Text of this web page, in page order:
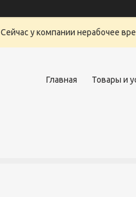
Сейчас у компании нерабочее
Главная Товары и